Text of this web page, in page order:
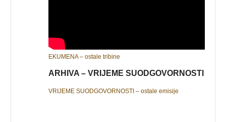
EKUMENA – ostale tribine
ARHIVA – VRIJEME SUODGOVORNOSTI
VRIJEME SUODGOVORNOSTI – ostale emisije